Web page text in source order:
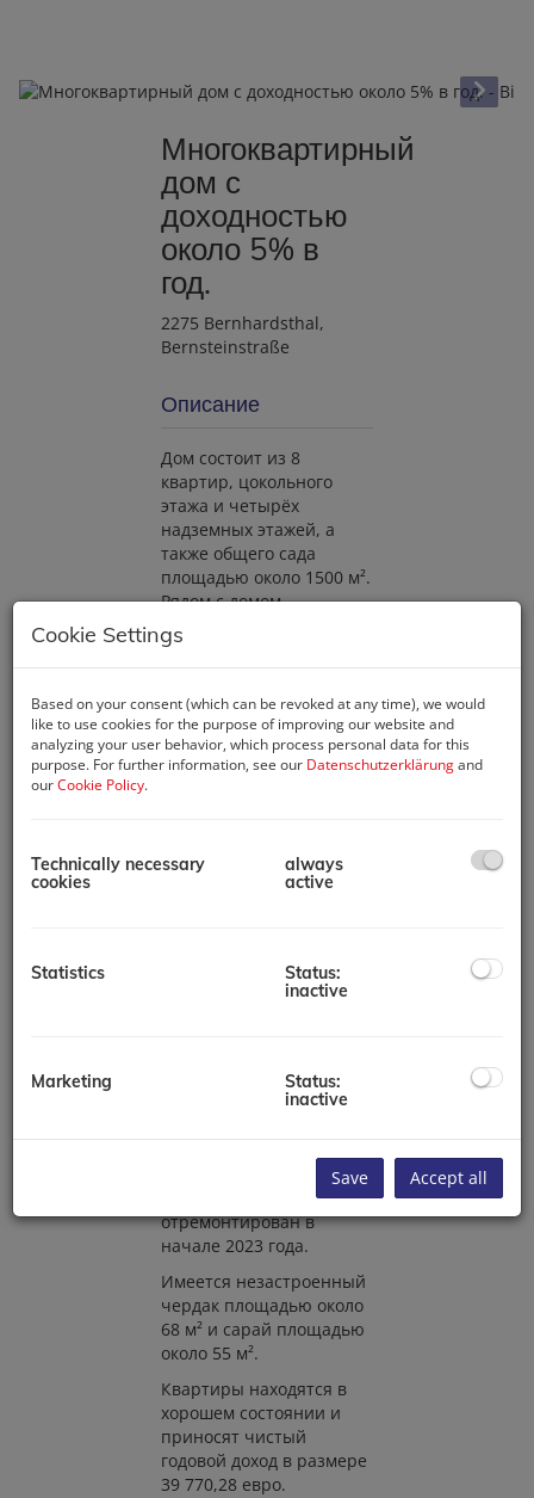
Многоквартирный
дом с
доходностью
около 5% в
год.
2275 Bernhardsthal,
Bernsteinstraße
Описание
Дом состоит из 8
квартир, цокольного
этажа и четырёх
надземных этажей, а
также общего сада
площадью около 1500 м².
Рядом с домом
парковочных мест. На
участке имеется
отдельное здание гаража
на 3 автомобиля
площадью около 68 м².
снабжается водой из
двух скважин и имеет
инфракрасными
2021 году. Камин был
отремонтирован в
начале 2023 года.
Имеется незастроенный
чердак площадью около
68 м² и сарай площадью
около 55 м².
Квартиры находятся в
хорошем состоянии и
приносят чистый
годовой доход в размере
39 770,28 евро.
Cookie Settings
Based on your consent (which can be revoked at any time), we would
like to use cookies for the purpose of improving our website and
analyzing your user behavior, which process personal data for this
purpose. For further information, see our Datenschutzerklärungand
ourCookie Policy.
Technically necessary
cookies
always
active
Statistics
Status:
inactive
Marketing
Status:
inactive
Save Accept all